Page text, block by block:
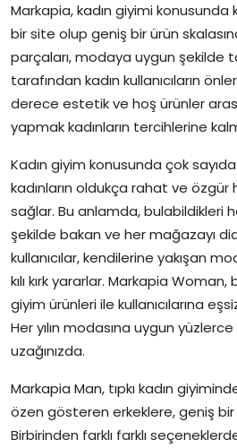
Markapia, kadın giyimi
bir site olup geniş bir ürün
parçaları, modaya uygun şekilde
tarafından kadın kullanıcıların
derece estetik ve hoş ürünler
yapmak kadınların tercihlerine
Kadın giyim konusunda çok
kadınların oldukça rahat ve
sağlar. Bu anlamda, bulabildikleri
şekilde bakan ve her mağazayı
kullanıcılar, kendilerine yakışan
kılı kırk yararlar. Markapia Woman,
giyim ürünleri ile kullanıcılarına
Her yılın modasına uygun
uzağınızda.
Markapia Man, tıpkı kadın
özen gösteren erkeklere, geniş
Birbirinden farklı farklı